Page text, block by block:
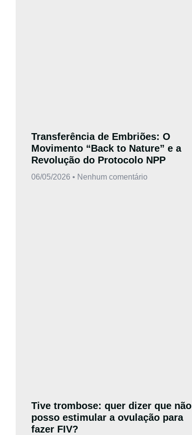
Transferência de Embriões: O
Movimento “Back to Nature” e a
Revolução do Protocolo NPP
06/05/2026 Nenhum comentário
Tive trombose: quer dizer que não
posso estimular a ovulação para
fazer FIV?